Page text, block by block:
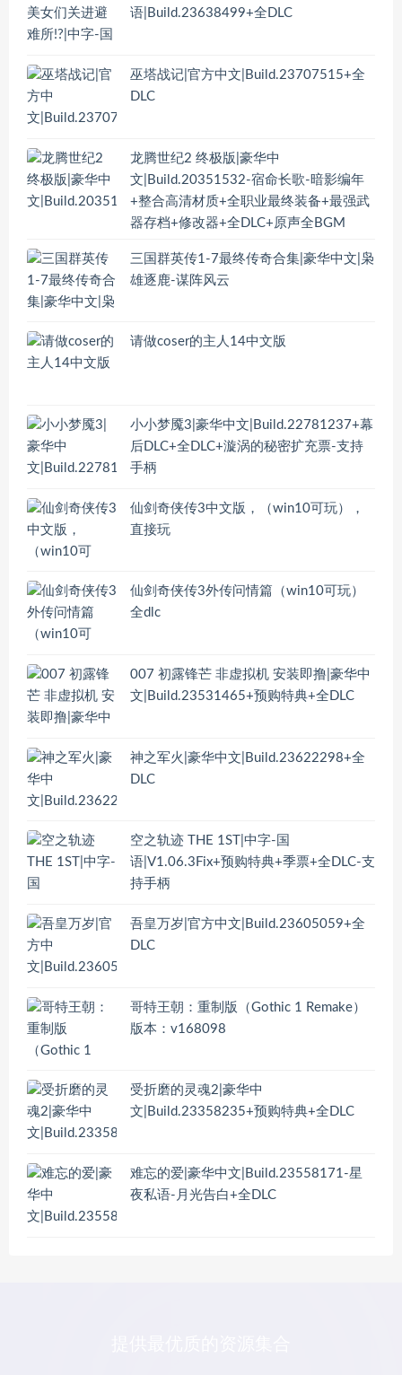
语|Build.23638499+全DLC
巫塔战记|官方中文|Build.23707515+全
DLC
龙腾世纪2 终极版|豪华中
文|Build.20351532-宿命长歌-暗影编年
+整合高清材质+全职业最终装备+最强武
器存档+修改器+全DLC+原声全BGM
三国群英传1-7最终传奇合集|豪华中文|枭
雄逐鹿-谋阵风云
请做coser的主人14中文版
小小梦魇3|豪华中文|Build.22781237+幕
后DLC+全DLC+漩涡的秘密扩充票-支持
手柄
仙剑奇侠传3中文版，（win10可玩），
直接玩
仙剑奇侠传3外传问情篇（win10可玩）
全dlc
007 初露锋芒 非虚拟机 安装即撸|豪华中
文|Build.23531465+预购特典+全DLC
神之军火|豪华中文|Build.23622298+全
DLC
空之轨迹 THE 1ST|中字-国
语|V1.06.3Fix+预购特典+季票+全DLC-支
持手柄
吾皇万岁|官方中文|Build.23605059+全
DLC
哥特王朝：重制版（Gothic 1 Remake）
版本：v168098
受折磨的灵魂2|豪华中
文|Build.23358235+预购特典+全DLC
难忘的爱|豪华中文|Build.23558171-星
夜私语-月光告白+全DLC